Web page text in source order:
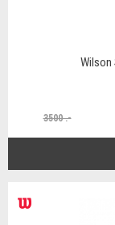
Wilson
3500 .-